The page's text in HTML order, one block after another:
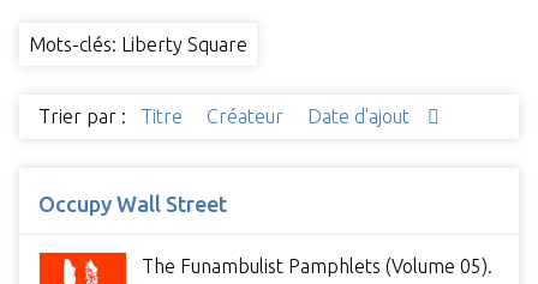
Mots-clés: Liberty Square
Trier par : Titre Créateur Date d'ajout
Occupy Wall Street
The Funambulist Pamphlets (Volume 05).